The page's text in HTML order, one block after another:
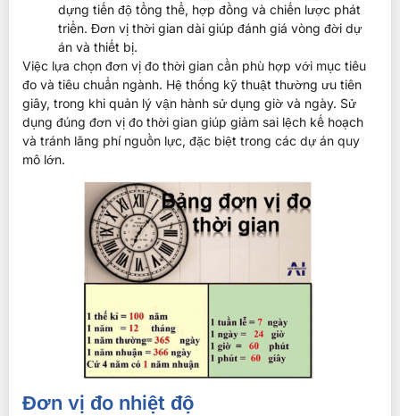
dựng tiến độ tổng thể, hợp đồng và chiến lược phát
triển. Đơn vị thời gian dài giúp đánh giá vòng đời dự
án và thiết bị.
Việc lựa chọn đơn vị đo thời gian cần phù hợp với mục tiêu
đo và tiêu chuẩn ngành. Hệ thống kỹ thuật thường ưu tiên
giây, trong khi quản lý vận hành sử dụng giờ và ngày. Sử
dụng đúng đơn vị đo thời gian giúp giảm sai lệch kế hoạch
và tránh lãng phí nguồn lực, đặc biệt trong các dự án quy
mô lớn.
Đơn vị đo nhiệt độ